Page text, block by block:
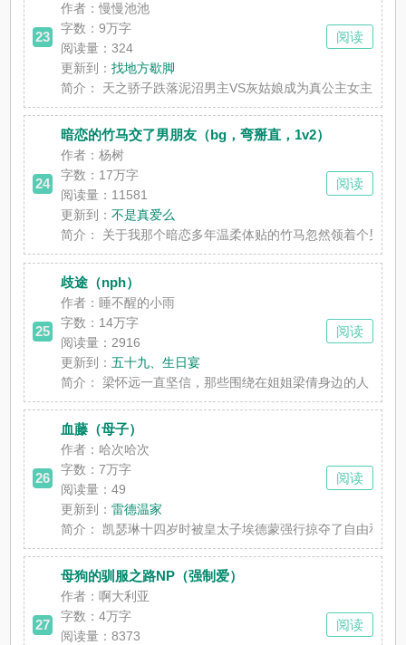
23
作者：慢慢池池
字数：9万字
阅读量：324
更新到：找地方歇脚
简介：
天之骄子跌落泥沼男主VS灰姑娘成为真公主女主林
阅读
24
暗恋的竹马交了男朋友（bg，弯掰直，1v2）
作者：杨树
字数： 17万字
阅读量：11581
更新到：不是真爱么
简介：
关于我那个暗恋多年温柔体贴的竹马忽然领着个男的
阅读
25
歧途（nph）
作者：睡不醒的小雨
字数： 14万字
阅读量：2916
更新到：五十九、生日宴
简介：
梁怀远一直坚信，那些围绕在姐姐梁倩身边的人，最
阅读
26
血藤（母子）
作者：哈次哈次
字数：7万字
阅读量：49
更新到：雷德温家
简介：
凯瑟琳十四岁时被皇太子埃德蒙强行掠夺了自由和身
阅读
27
母狗的驯服之路NP（强制爱）
作者：啊大利亚
字数：4万字
阅读量：8373
阅读